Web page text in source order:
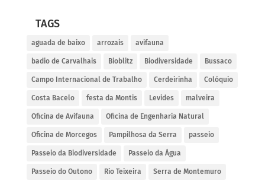
TAGS
aguada de baixo arrozais avifauna
badio de Carvalhais Bioblitz Biodiversidade Bussaco
Campo Internacional de Trabalho Cerdeirinha Colóquio
Costa Bacelo festa da Montis Levides malveira
Oficina de Avifauna Oficina de Engenharia Natural
Oficina de Morcegos Pampilhosa da Serra passeio
Passeio da Biodiversidade Passeio da Água
Passeio do Outono Rio Teixeira Serra de Montemuro